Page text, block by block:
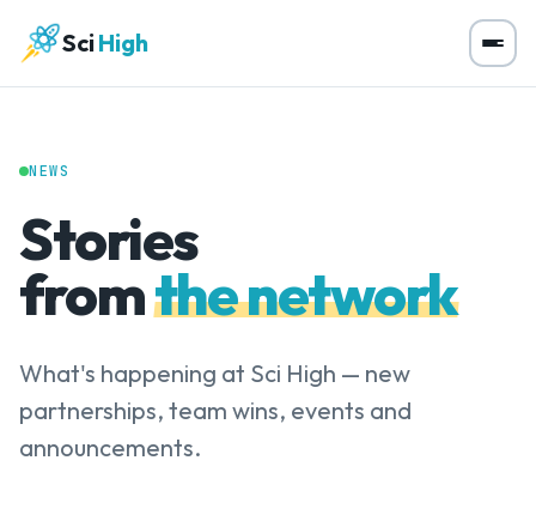
SciHigh
NEWS
Stories
fromthe network
What's happening at Sci High — new
partnerships, team wins, events and
announcements.